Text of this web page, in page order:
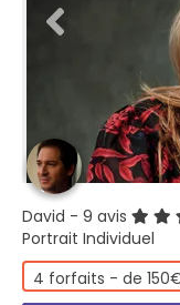
David - 9 avis
Portrait Individuel
4 forfaits - de